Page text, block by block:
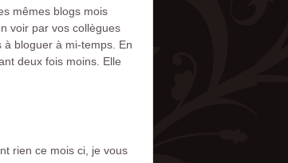
mêmes blogs mois
voir par vos collègues
bloguer à mi-temps. En
deux fois moins. Elle
rien ce mois ci, je vous